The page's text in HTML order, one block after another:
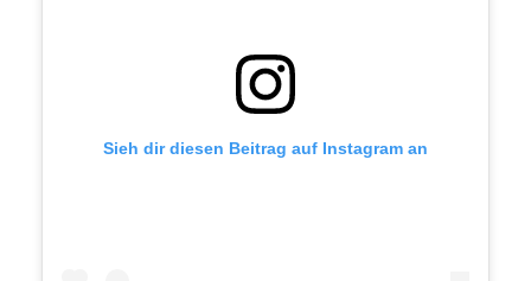
Sieh dir diesen Beitrag auf Instagram an